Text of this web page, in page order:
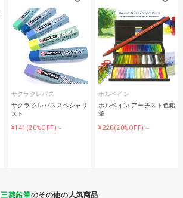
サクラクレパス
サクラ クレパススペシャリ
スト
¥141 (20%OFF)～
ホルベイン
ホルベイン アーチスト色鉛
筆
¥220(20%OFF)～
三菱鉛筆のその他の人気商品